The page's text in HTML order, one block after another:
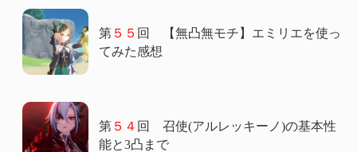
第５５ 回 【無凸無モチ】エミリエを使っ
てみた感想
第５４ 回 召使(アルレッキーノ)の基本性
能と3凸まで